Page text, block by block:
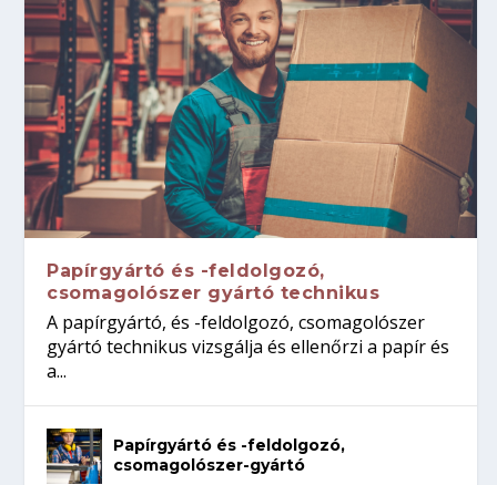
Papírgyártó és -feldolgozó,
csomagolószer gyártó technikus
A papírgyártó, és -feldolgozó, csomagolószer
gyártó technikus vizsgálja és ellenőrzi a papír és
a...
Papírgyártó és -feldolgozó,
csomagolószer-gyártó